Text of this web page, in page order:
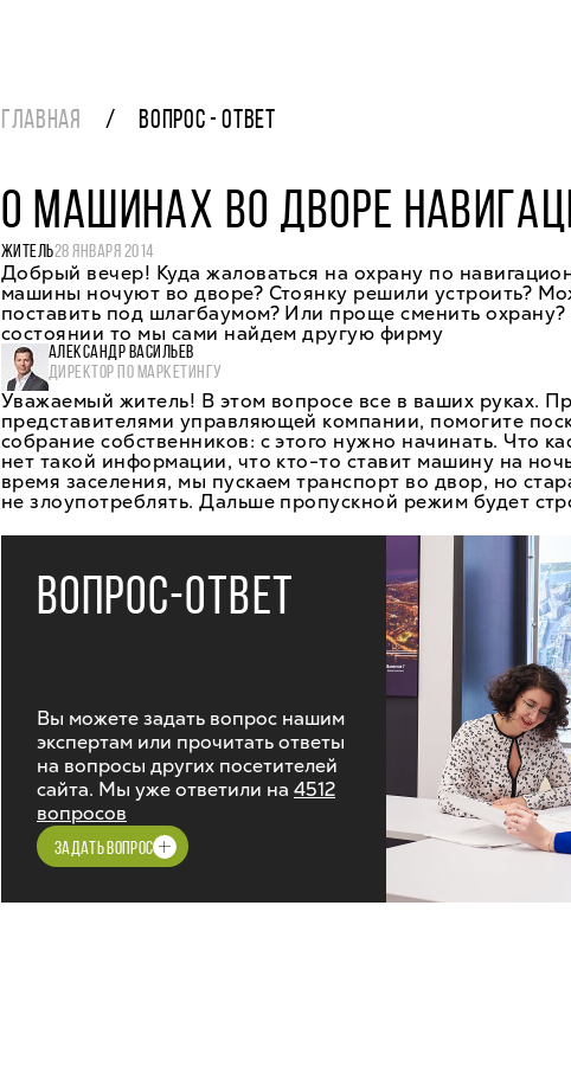
ГЛАВНАЯ ВОПРОС - ОТВЕТ
О МАШИНАХ ВО ДВОРЕ
ЖИТЕЛЬ28 ЯНВАРЯ 2014
Добрый вечер! Куда жаловаться на охрану по
машины ночуют во дворе? Стоянку решили устроить?
поставить под шлагбаумом? Или проще сменить охрану?
состоянии то мы сами найдем другую фирму
АЛЕКСАНДР ВАСИЛЬЕВ
ДИРЕКТОР ПО МАРКЕТИНГУ
Уважаемый житель! В этом вопросе все в ваших руках.
представителями управляющей компании, помогите
собрание собственников: с этого нужно начинать. Что
нет такой информации, что кто-то ставит машину на
время заселения, мы пускаем транспорт во двор, но
не злоупотреблять. Дальше пропускной режим будет
ВОПРОС-ОТВЕТ
Вы можете задать вопрос нашим
экспертам или прочитать ответы
на вопросы других посетителей
сайта. Мы уже ответили на 4512
вопросов
ЗАДАТЬ ВОПРОС